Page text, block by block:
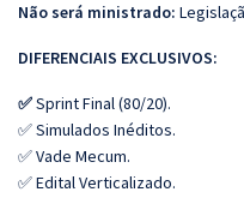
Não será ministrado:
DIFERENCIAIS EXCLUSIVOS:
✅Sprint Final (80/20).
✅ Simulados Inéditos.
✅ Vade Mecum.
✅ Edital Verticalizado.